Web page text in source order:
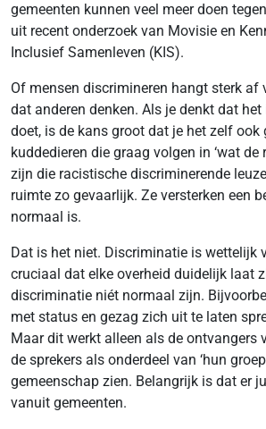
gemeenten kunnen veel meer doen
uit recent onderzoek van Movisie en
Inclusief Samenleven (KIS).
Of mensen discrimineren hangt sterk af
dat anderen denken. Als je denkt dat
doet, is de kans groot dat je het zelf ook
kuddedieren die graag volgen in ‘wat de
zijn die racistische discriminerende
ruimte zo gevaarlijk. Ze versterken een
normaal is.
Dat is het niet. Discriminatie is wettelijk
cruciaal dat elke overheid duidelijk laat
discriminatie niét normaal zijn.
met status en gezag zich uit te laten
Maar dit werkt alleen als de ontvangers
de sprekers als onderdeel van ‘hun
gemeenschap zien. Belangrijk is dat er
vanuit gemeenten.